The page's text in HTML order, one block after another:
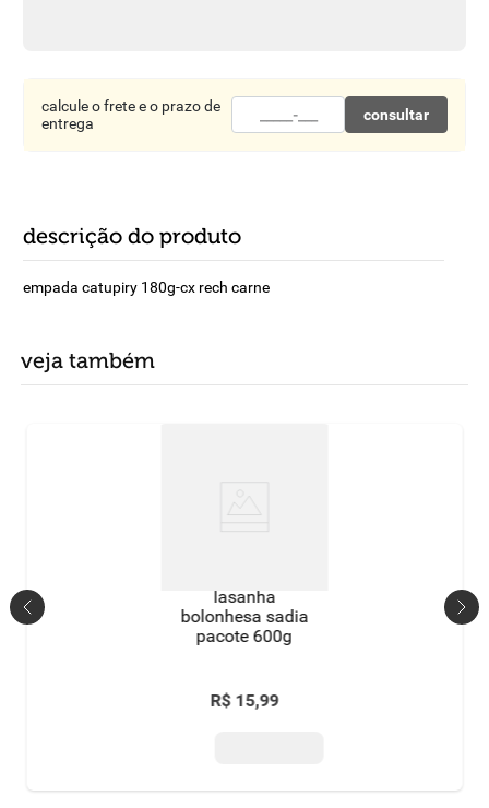
calcule o frete e o prazo de
entrega
consultar
descrição do produto
empada catupiry 180g-cx rech carne
veja também
lasanha
bolonhesa sadia
pacote 600g
R$ 15,99